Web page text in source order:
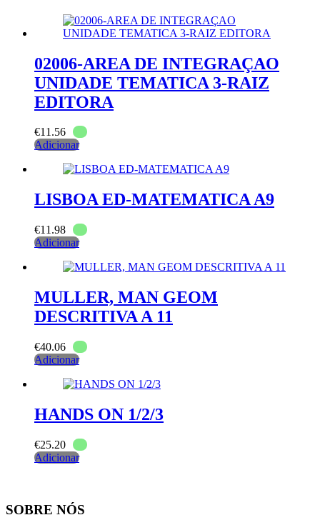
02006-AREA DE INTEGRAÇAO
UNIDADE TEMATICA 3-RAIZ
EDITORA
€11.56
Adicionar
LISBOA ED-MATEMATICA A9
€11.98
Adicionar
MULLER, MAN GEOM
DESCRITIVA A 11
€40.06
Adicionar
HANDS ON 1/2/3
€25.20
Adicionar
SOBRE NÓS